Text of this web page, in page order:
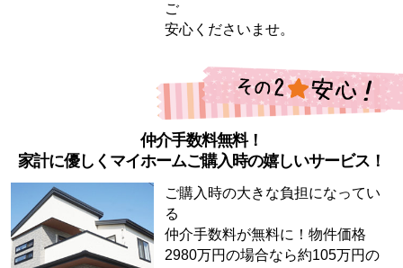
ご
安心くださいませ。
仲介手数料無料！
家計に優しくマイホームご購入時の嬉しいサービス！
ご購入時の大きな負担になってい
る
仲介手数料が無料に！物件価格
2980万円の場合なら約105万円の